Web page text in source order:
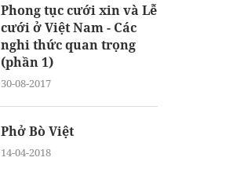
Phong tục cưới xin và Lễ
cưới ở Việt Nam - Các
nghi thức quan trọng
(phần 1)
30-08-2017
Phở Bò Việt
14-04-2018